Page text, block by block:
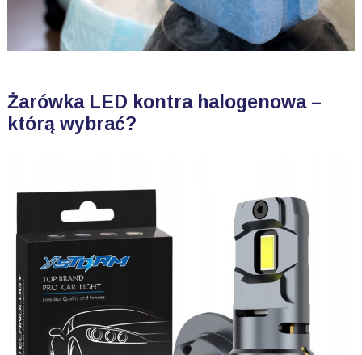
Żarówka LED kontra halogenowa –
którą wybrać?